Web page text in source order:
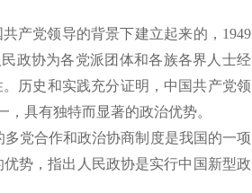
产党领导的背景下建立起来的，1949
政协为各党派团体和各族各界人士经
历史和实践充分证明，中国共产党领
具有独特而显著的政治优势。
党合作和政治协商制度是我国的一项
势，指出人民政协是实行中国新型政